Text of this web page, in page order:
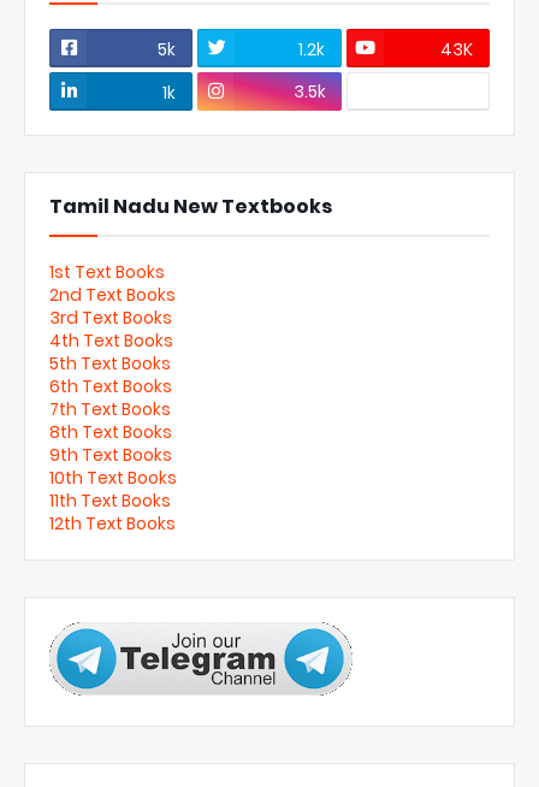
5k 1.2k
43K
1k
3.5k
Tamil Nadu New Textbooks
1st Text Books
2nd Text Books
3rd Text Books
4th Text Books
5th Text Books
6th Text Books
7th Text Books
8th Text Books
9th Text Books
10th Text Books
11th Text Books
12th Text Books